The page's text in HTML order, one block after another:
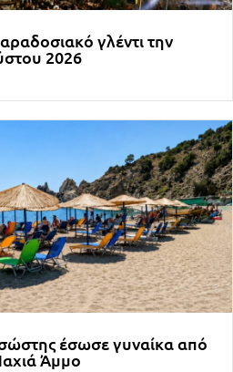
γλέντι την
2026
έσωσε γυναίκα από
Άμμο